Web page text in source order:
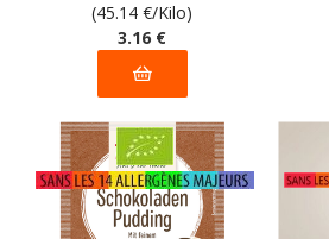
(45.14 €/Kilo)
3.16 €